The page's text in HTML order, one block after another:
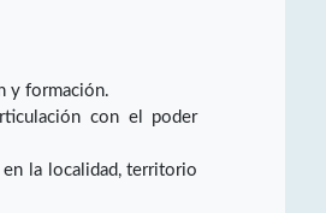
y formación.
con el poder
la localidad, territorio